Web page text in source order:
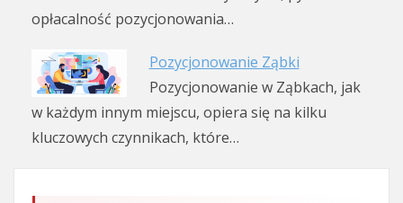
opłacalność pozycjonowania…
Pozycjonowanie Ząbki
Pozycjonowanie w Ząbkach, jak
w każdym innym miejscu, opiera się na kilku
kluczowych czynnikach, które…